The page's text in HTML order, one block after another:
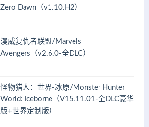
Zero Dawn（v1.10.H2）
漫威复仇者联盟/Marvels
Avengers（v2.6.0-全DLC）
怪物猎人：世界-冰原/Monster Hunter
World: Iceborne（V15.11.01-全DLC豪华
版+世界定制版）